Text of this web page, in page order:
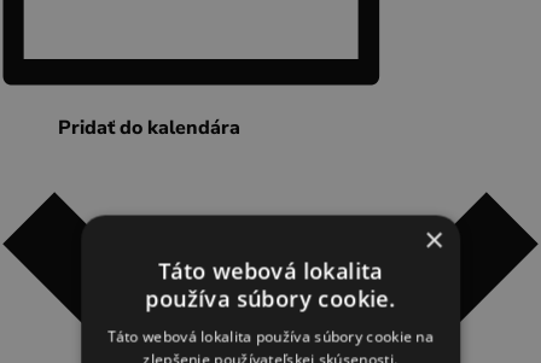
Členovia
Zverejnené dokumenty
Pridať do kalendára
×
Táto webová lokalita
používa súbory cookie.
Táto webová lokalita používa súbory cookie na
zlepšenie používateľskej skúsenosti.